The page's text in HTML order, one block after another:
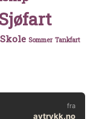
Sjøfart
Skole Sommer Tankfart